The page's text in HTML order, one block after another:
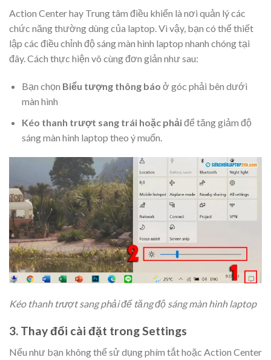
Action Center hay Trung tâm điều khiển là nơi quản lý các
chức năng thường dùng của laptop. Vì vậy, bạn có thể thiết
lập các điều chỉnh độ sáng màn hình laptop nhanh chóng tại
đây. Cách thực hiện vô cùng đơn giản như sau:
Bạn chọn Biểu tượng thông báo ở góc phải bên dưới
màn hình
Kéo thanh trượt sang trái hoặc phảiđể tăng giảm độ
sáng màn hình laptop theo ý muốn.
Kéo thanh trượt sang phải để tăng độ sáng màn hình laptop
3. Thay đổi cài đặt trong Settings
Nếu như bạn không thể sử dụng phím tắt hoặc Action Center